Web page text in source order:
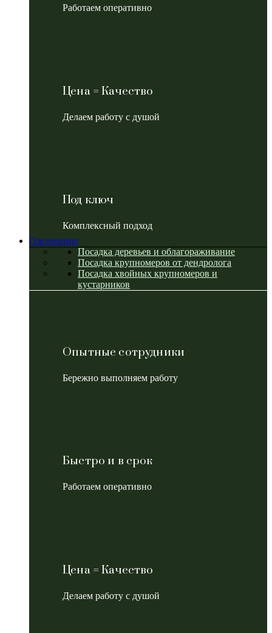
Работаем оперативно
Цена = Качество
Делаем работу с душой
Под ключ
Комплексный подход
Озеленение
Посадка деревьев и облагораживание
Посадка крупномеров от дендролога
Посадка хвойных крупномеров и
кустарников
Опытные сотрудники
Бережно выполняем работу
Быстро и в срок
Работаем оперативно
Цена = Качество
Делаем работу с душой